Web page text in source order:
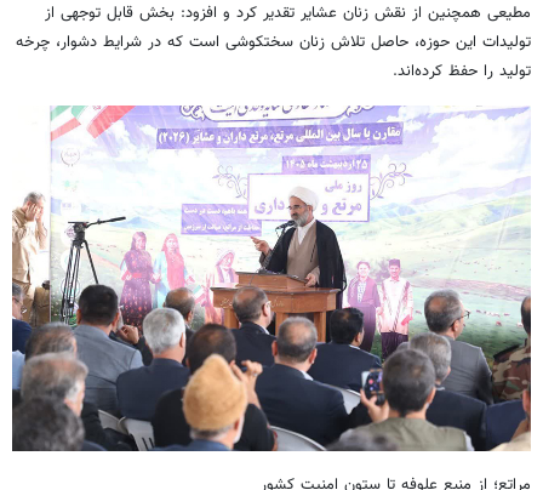
مطیعی همچنین از نقش زنان عشایر تقدیر کرد و افزود: بخش قابل توجهی از
تولیدات این حوزه، حاصل تلاش زنان سختکوشی است که در شرایط دشوار، چرخه
تولید را حفظ کرده‌اند.